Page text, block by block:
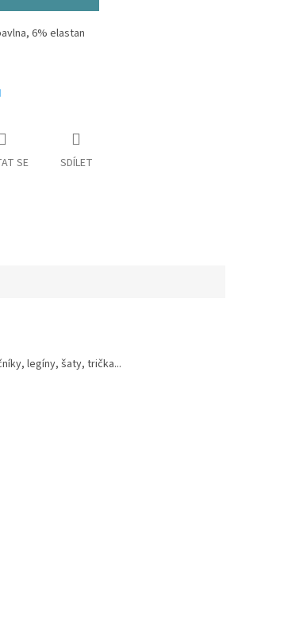
6% elastan
SE SDÍLET
legíny, šaty, trička...